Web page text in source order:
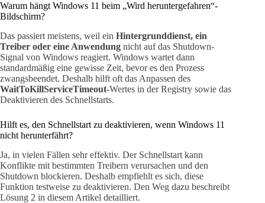
Warum hängt Windows 11 beim „Wird heruntergefahren“-
Bildschirm?
Das passiert meistens, weil ein Hintergrunddienst, ein
Treiber oder eine Anwendung nicht auf das Shutdown-
Signal von Windows reagiert. Windows wartet dann
standardmäßig eine gewisse Zeit, bevor es den Prozess
zwangsbeendet. Deshalb hilft oft das Anpassen des
WaitToKillServiceTimeout-Wertes in der Registry sowie das
Deaktivieren des Schnellstarts.
Hilft es, den Schnellstart zu deaktivieren, wenn Windows 11
nicht herunterfährt?
Ja, in vielen Fällen sehr effektiv. Der Schnellstart kann
Konflikte mit bestimmten Treibern verursachen und den
Shutdown blockieren. Deshalb empfiehlt es sich, diese
Funktion testweise zu deaktivieren. Den Weg dazu beschreibt
Lösung 2 in diesem Artikel detailliert.